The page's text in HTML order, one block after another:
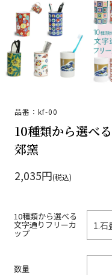
品番：kf-00
10種類から選べ
郊窯
2,035円(税込)
10種類から選べる
文字通りフリーカ
ップ
数量